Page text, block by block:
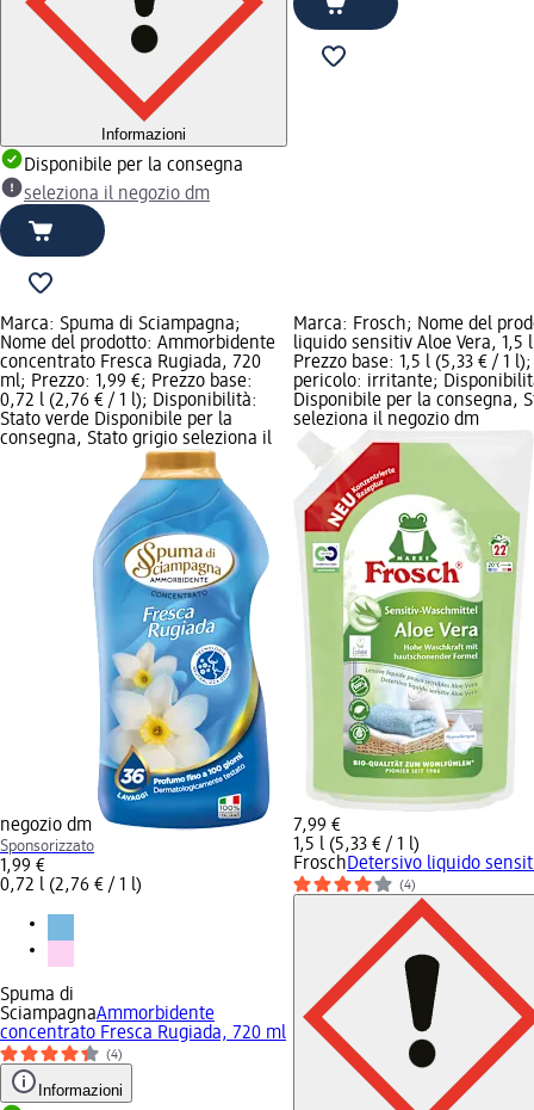
Informazioni
Disponibile per la consegna
seleziona il negozio dm
Marca: Spuma di Sciampagna;
Nome del prodotto: Ammorbidente
concentrato Fresca Rugiada, 720
ml; Prezzo: 1,99 €; Prezzo base:
0,72 l (2,76 € / 1 l); Disponibilità:
Stato verde Disponibile per la
consegna, Stato grigio seleziona il
negozio dm
Sponsorizzato
1,99 €
0,72 l (2,76 € / 1 l)
Spuma di
SciampagnaAmmorbidente
concentrato Fresca Rugiada, 720 ml
(4)
Informazioni
Marca: Frosch; Nome del
liquido sensitiv Aloe Vera, 1,5
Prezzo base: 1,5 l (5,33 € / 1
pericolo: irritante;
Disponibile per la consegna,
seleziona il negozio dm
7,99 €
1,5 l (5,33 € / 1 l)
FroschDetersivo liquido
(4)